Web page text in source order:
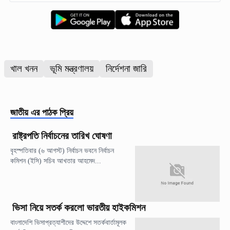
খাল খনন ভূমি মন্ত্রণালয় নির্দেশনা জারি
জাতীয় এর পাঠক প্রিয়
রাষ্ট্রপতি নির্বাচনের তারিখ ঘোষণা
বৃহস্পতিবার (৬ আগস্ট) নির্বাচন ভবনে নির্বাচন
কমিশন (ইসি) সচিব আখতার আহমেদ...
ভিসা নিয়ে সতর্ক করলো ভারতীয় হাইকমিশন
বাংলাদেশি ভিসাপ্রত্যাশীদের উদ্দেশে সতর্কবার্তামূলক